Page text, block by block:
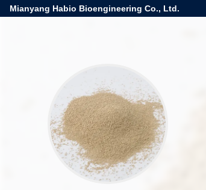
Mianyang Habio Bioengineering Co., Ltd.